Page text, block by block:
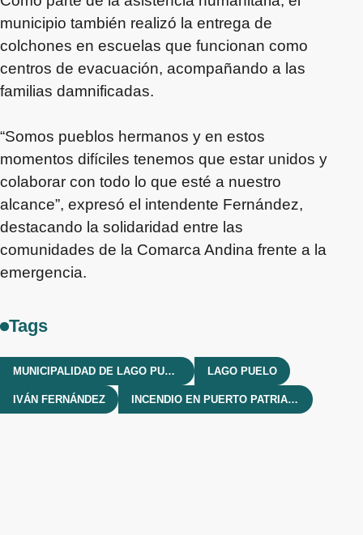
municipio también realizó la entrega de
colchones en escuelas que funcionan como
centros de evacuación, acompañando a las
familias damnificadas.
“Somos pueblos hermanos y en estos
momentos difíciles tenemos que estar unidos y
colaborar con todo lo que esté a nuestro
alcance”, expresó el intendente Fernández,
destacando la solidaridad entre las
comunidades de la Comarca Andina frente a la
emergencia.
Tags
MUNICIPALIDAD DE LAGO PUELO LAGO PUELO
IVÁN FERNÁNDEZ INCENDIO EN PUERTO PATRIADA